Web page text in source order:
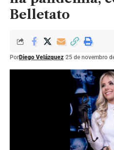
Belletato
PorDiego Velázquez 25 de novembro